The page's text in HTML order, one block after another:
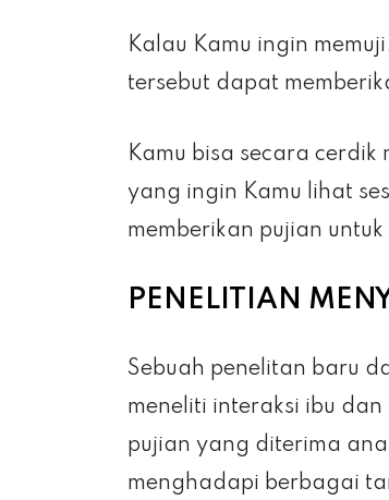
Kalau Kamu ingin
tersebut dapat
Kamu bisa secara
yang ingin Kamu lihat
memberikan pujian
PENELITIAN
Sebuah penelitan baru
meneliti interaksi ibu
pujian yang diterima
menghadapi berbagai